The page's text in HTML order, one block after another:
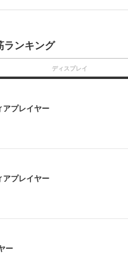
ンキング
プレイヤー
プレイヤー
ー
ディスプレイ